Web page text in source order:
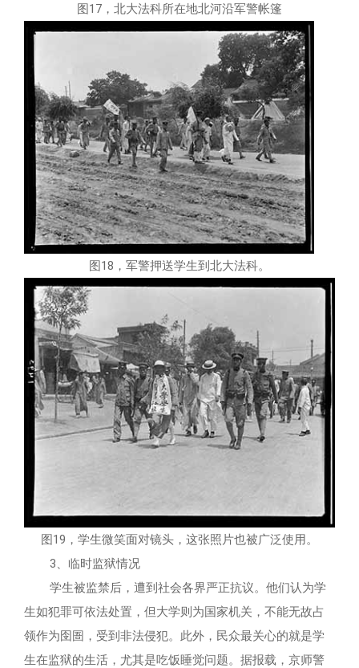
图17，北大法科所在地北河沿军警帐篷
图18，军警押送学生到北大法科。
图19，学生微笑面对镜头，这张照片也被广泛使用。
3、临时监狱情况
学生被监禁后，遭到社会各界严正抗议。他们认为学
生如犯罪可依法处置，但大学则为国家机关，不能无故占
领作为囹圄，受到非法侵犯。此外，民众最关心的就是学
生在监狱的生活，尤其是吃饭睡觉问题。据报载，京师警